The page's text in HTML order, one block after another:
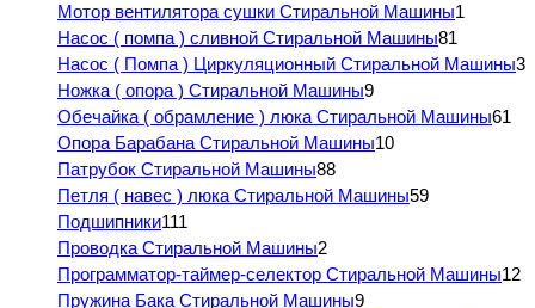
Мотор вентилятора сушки Стиральной Машины1
Насос ( помпа ) сливной Стиральной Машины81
Насос ( Помпа ) Циркуляционный Стиральной Машины3
Ножка ( опора ) Стиральной Машины9
Обечайка ( обрамление ) люка Стиральной Машины61
Опора Барабана Стиральной Машины10
Патрубок Стиральной Машины88
Петля ( навес ) люка Стиральной Машины59
Подшипники111
Проводка Стиральной Машины2
Программатор-таймер-селектор Стиральной Машины12
Пружина Бака Стиральной Машины9